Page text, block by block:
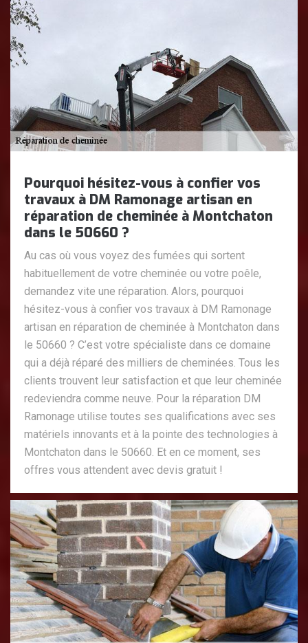
Pourquoi hésitez-vous à confier vos
travaux à DM Ramonage artisan en
réparation de cheminée à Montchaton
dans le 50660 ?
Au cas où vous voyez des fumées qui sortent
habituellement de votre cheminée ou votre poêle,
demandez vite une réparation. Alors, pourquoi
hésitez-vous à confier vos travaux à DM Ramonage
artisan en réparation de cheminée à Montchaton dans
le 50660 ? C’est votre spécialiste dans ce domaine
qui a déjà réparé des milliers de cheminées. Tous les
clients trouvent leur satisfaction et que leur cheminée
redeviendra comme neuve. Pour la réparation DM
Ramonage utilise toutes ses qualifications avec ses
matériels innovants et à la pointe des technologies à
Montchaton dans le 50660. Et en ce moment, ses
offres vous attendent avec devis gratuit !